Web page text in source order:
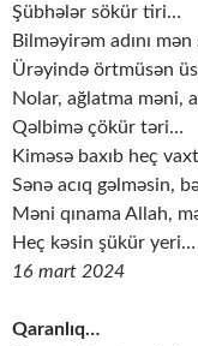
Şübhələr sökür tiri…
Bilməyirəm adını
Ürəyində örtmüsən
Nolar, ağlatma məni,
Qəlbimə çökür təri…
Kiməsə baxıb heç
Sənə acıq gəlməsin,
Məni qınama Allah,
Heç kəsin şükür yeri…
16 mart 2024
Qaranlıq…